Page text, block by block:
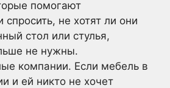
помогают
не хотят ли они
стол или стулья,
не нужны.
компании. Если мебель в
и ей никто не хочет